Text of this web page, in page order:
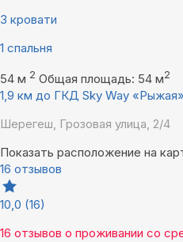
3 кровати
1 спальня
54 м 2 Общая площадь: 54 м2
1,9 км до ГКД Sky Way «Рыжая»
Шерегеш, Грозовая улица, 2/4
Показать расположение на
16 отзывов
10,0 (16)
16 отзывов о проживании со